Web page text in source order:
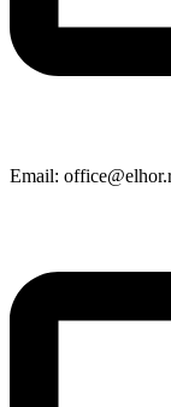
Email: